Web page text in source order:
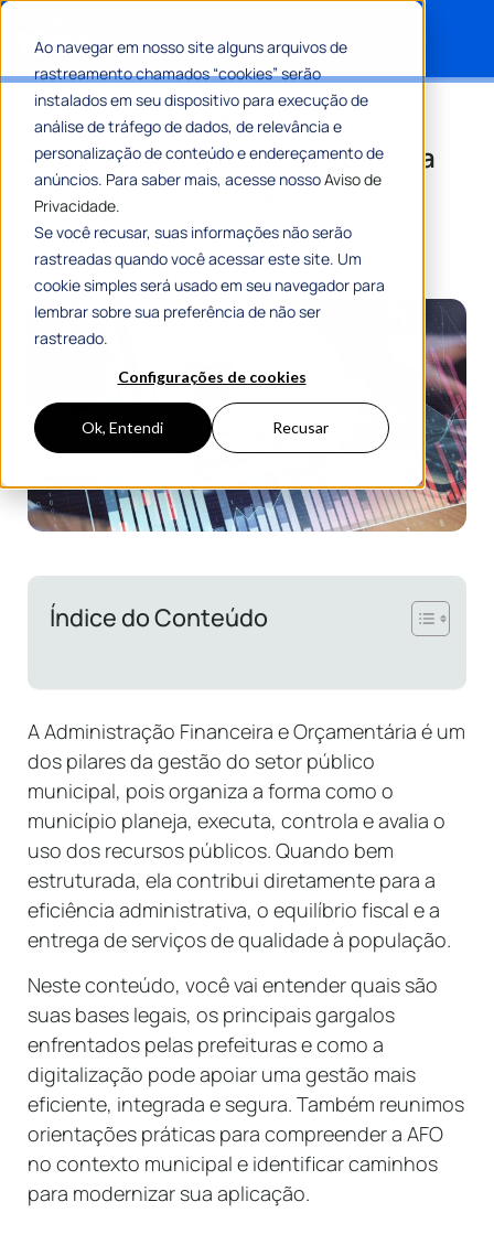
Ao navegar em nosso site alguns arquivos de
rastreamento chamados “cookies” serão
instalados em seu dispositivo para execução de
análise de tráfego de dados, de relevância e
personalização de conteúdo e endereçamento de
anúncios. Para saber mais, acesse nossoAviso de
Privacidade.
Se você recusar, suas informações não serão
rastreadas quando você acessar este site. Um
cookie simples será usado em seu navegador para
lembrar sobre sua preferência de não ser
rastreado.
Configurações de cookies
Ok, Entendi Recusar
Administração Financeira e
Orçamentária: como destravar a
AFO nos municípios
Por Maria Flávia Tavares
13 Fevereiro 2026
8 Min De Leitura
Índice do Conteúdo
A Administração Financeira e Orçamentária é um
dos pilares da gestão do setor público
municipal, pois organiza a forma como o
município planeja, executa, controla e avalia o
uso dos recursos públicos. Quando bem
estruturada, ela contribui diretamente para a
eficiência administrativa, o equilíbrio fiscal e a
entrega de serviços de qualidade à população.
Neste conteúdo, você vai entender quais são
suas bases legais, os principais gargalos
enfrentados pelas prefeituras e como a
digitalização pode apoiar uma gestão mais
eficiente, integrada e segura. Também reunimos
orientações práticas para compreender a AFO
no contexto municipal e identificar caminhos
para modernizar sua aplicação.